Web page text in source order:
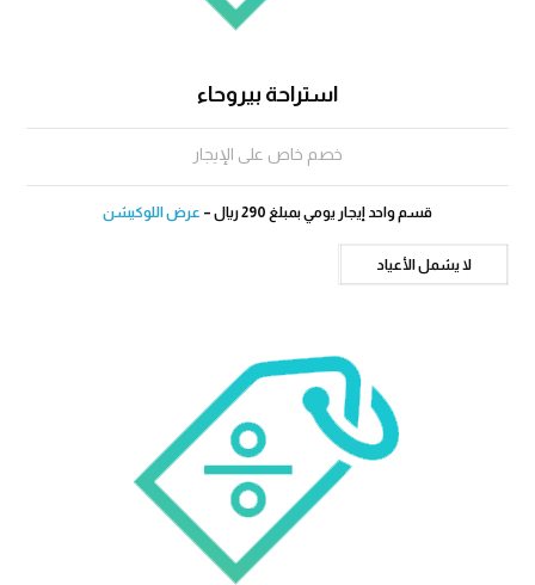
استراحة بيروحاء
خصم خاص على الإيجار
قسم واحد إيجار يومي بمبلغ 290 ريال – عرض اللوكيشن
لا يشمل الأعياد